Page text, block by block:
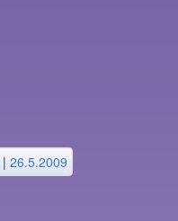
| 26.5.2009